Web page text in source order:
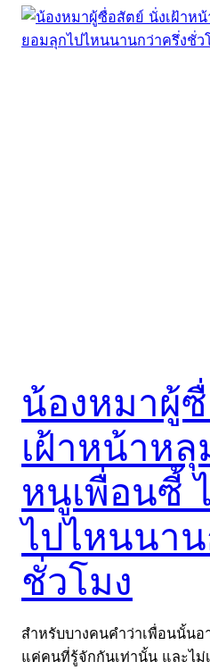
น้องหมาผู้
เฝ้าหน้าหลุ
หนูเพื่อนซี้
ไปไหนนา
ชั่วโมง
สำหรับบางคนคำว่าเพื่อนนั้น
แค่คนที่รู้จักกันเท่านั้น และไม่